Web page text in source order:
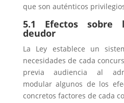
que son auténticos
5.1 Efectos sobre
deudor
La Ley establece un
necesidades de cada
previa audiencia al
modular algunos de los
concretos factores de cada